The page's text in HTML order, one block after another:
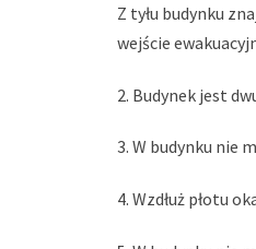
Z tyłu budynku
wejście
2. Budynek jest
3. W budynku nie
4. Wzdłuż płotu